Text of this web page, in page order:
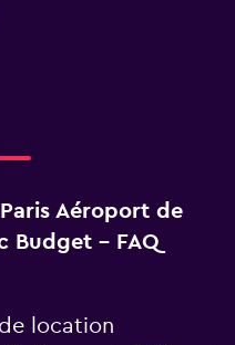
Aéroport de
Budget - FAQ
location